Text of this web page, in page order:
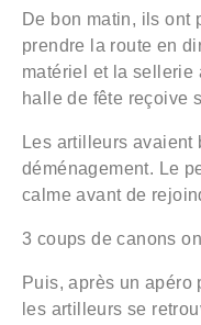
De bon matin, ils ont
prendre la route en
matériel et la sellerie
halle de fête reçoive
Les artilleurs avaient
déménagement. Le
calme avant de
3 coups de canons
Puis, après un apéro
les artilleurs se